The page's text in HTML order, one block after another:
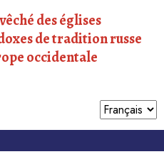
des églises
de tradition russe
occidentale